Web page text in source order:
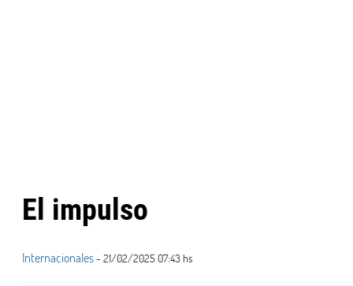
El impulso
Internacionales- 21/02/2025 07:43 hs